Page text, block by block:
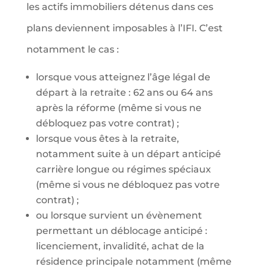
les actifs immobiliers détenus dans ces
plans deviennent imposables à l’IFI. C’est
notamment le cas :
lorsque vous atteignez l’âge légal de
départ à la retraite : 62 ans ou 64 ans
après la réforme (même si vous ne
débloquez pas votre contrat) ;
lorsque vous êtes à la retraite,
notamment suite à un départ anticipé
carrière longue ou régimes spéciaux
(même si vous ne débloquez pas votre
contrat) ;
ou lorsque survient un évènement
permettant un déblocage anticipé :
licenciement, invalidité, achat de la
résidence principale notamment (même